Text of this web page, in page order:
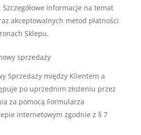
Szczegółowe informacje na temat
akceptowalnych metod płatności
Sklepu.
sprzedaży
Sprzedaży między Klientem a
po uprzednim złożeniu przez
za pomocą Formularza
internetowym zgodnie z § 7